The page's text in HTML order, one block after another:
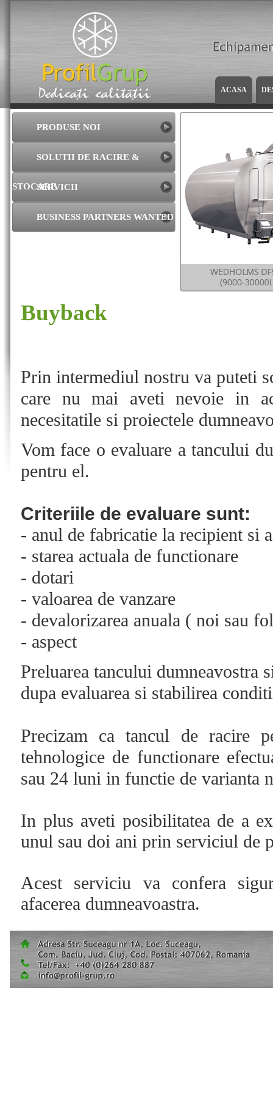
ACASA
PRODUSE NOI
SOLUTII DE RACIRE &
STOCARESERVICII
BUSINESS PARTNERS WANTED
Buyback
Prin intermediul nostru va puteti
care nu mai aveti nevoie in
necesitatile si proiectele
Vom face o evaluare a tancului
pentru el.
Criteriile de evaluare sunt:
- anul de fabricatie la recipient si
- starea actuala de functionare
- dotari
- valoarea de vanzare
- devalorizarea anuala ( noi sau
- aspect
Preluarea tancului dumneavostra
dupa evaluarea si stabilirea
Precizam ca tancul de racire
tehnologice de functionare
sau 24 luni in functie de varianta
In plus aveti posibilitatea de a
unul sau doi ani prin serviciul de
Acest serviciu va confera
afacerea dumneavoastra.